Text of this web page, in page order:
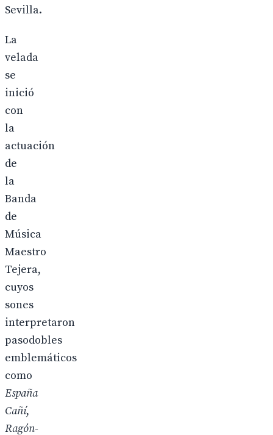
Sevilla.
La
velada
se
inició
con
la
actuación
de
la
Banda
de
Música
Maestro
Tejera,
cuyos
sones
interpretaron
pasodobles
emblemáticos
como
España
Cañí,
Ragón-